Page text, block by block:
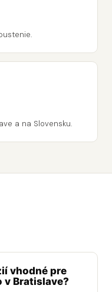
a na Slovensku.
vhodné pre
v Bratislave?